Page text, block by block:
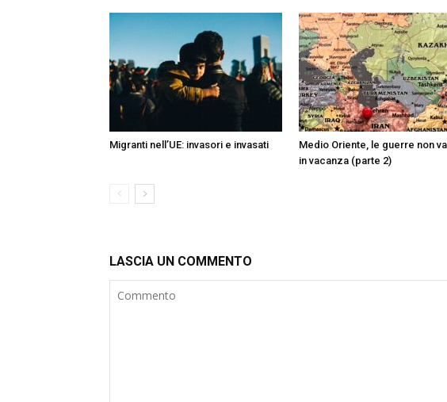
Migranti nell’UE: invasori e invasati
Medio Oriente, le guerre non
in vacanza (parte 2)
LASCIA UN COMMENTO